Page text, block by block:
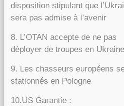
disposition stipulant que
sera pas admise à l’avenir
8. L’OTAN accepte de ne pas
déployer de troupes en Ukraine
9. Les chasseurs européens
stationnés en Pologne
10.US Garantie :